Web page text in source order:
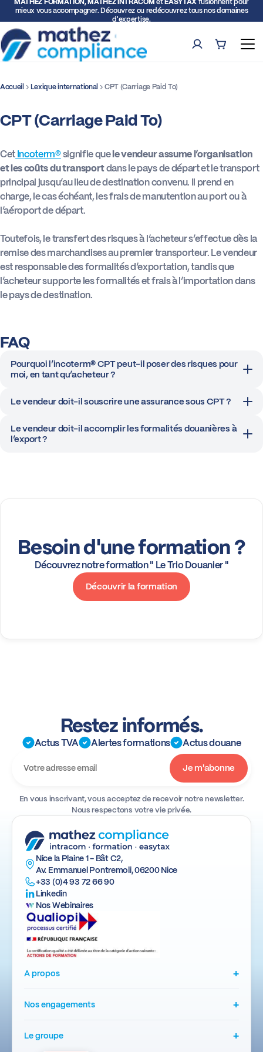
mieux vous accompagner. Découvrez ou redécouvrez tous nos domaines
d'expertise.
ComptePanier (0)
Formations
Expertise TVA et Douane
Facturation électronique
Déclarations intracommunautaires
Actus
Accueil Lexique international CPT (Carriage Paid To)
CPT (Carriage Paid To)
CetIncoterm®signifie quele vendeur assume l’organisation
et les coûts du transportdans le pays de départ et le transport
principal jusqu’au lieu de destination convenu. Il prend en
charge, le cas échéant, les frais de manutention au port ou à
l’aéroport de départ.
Toutefois, le transfert des risques à l’acheteur s’effectue dès la
remise des marchandises au premier transporteur. Le vendeur
est responsable des formalités d’exportation, tandis que
l’acheteur supporte les formalités et frais à l’importation dans
le pays de destination.
FAQ
Pourquoi l’incoterm® CPT peut-il poser des risques pour
moi, en tant qu’acheteur ?
Le vendeur doit-il souscrire une assurance sous CPT ?
Le vendeur doit-il accomplir les formalités douanières à
l’export ?
Besoin d'une formation ?
Découvrez notre formation " Le Trio Douanier "
Découvrir la formation
Restez informés.
Actus TVA Alertes formations Actus douane
En vous inscrivant, vous acceptez de recevoir notre newsletter.
Nous respectons votre vie privée.
Nice la Plaine 1 - Bât C2,
Av. Emmanuel Pontremoli, 06200 Nice
+33 (0)4 93 72 66 90
Linkedin
Nos Webinaires
A propos +
Nos engagements +
Le groupe +